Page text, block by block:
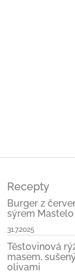
Recepty
Burger z
sýrem Mastelo
31.7.2025
Těstovinová
masem,
olivami